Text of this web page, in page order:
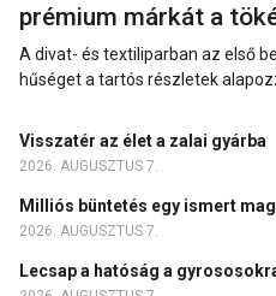
prémium márkát a
A divat- és textiliparban az első
hűséget a tartós részletek
Visszatér az élet a zalai gyárba
2026. AUGUSZTUS 7.
Milliós büntetés egy ismert
2026. AUGUSZTUS 7.
Lecsap a hatóság a